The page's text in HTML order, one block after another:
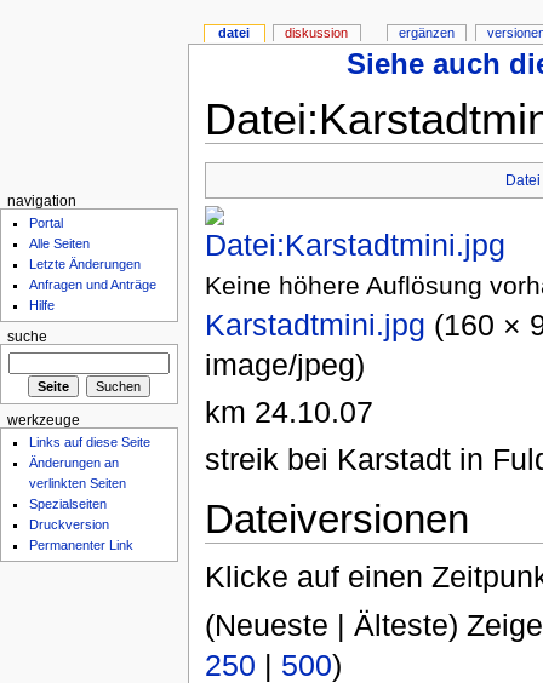
Siehe auch
Datei
Keine höhere Auflösung
Karstadtmini.jpg (160 ×
image/jpeg)
km 24.10.07
streik bei Karstadt in
Dateiversionen
Klicke auf einen
(Neueste | Älteste)
250 | 500)
datei diskussion ergänzen
navigation
Portal
Alle Seiten
Letzte Änderungen
Anfragen und Anträge
Hilfe
suche
werkzeuge
Links auf diese Seite
Änderungen an
verlinkten Seiten
Spezialseiten
Druckversion
Permanenter Link